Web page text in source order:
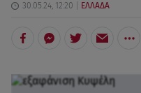
30.05.24, 12:20 ΕΛΛΑΔΑ